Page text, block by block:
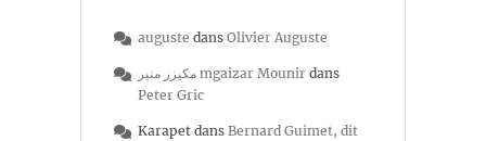
auguste dans Olivier Auguste
مكيزر منير mgaizar Mounir dans
Peter Gric
Karapet dans Bernard Guimet, dit